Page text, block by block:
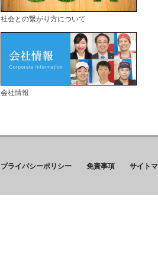
社会との繋がり方について
会社情報
プライバシーポリシー 免責事項 サイト